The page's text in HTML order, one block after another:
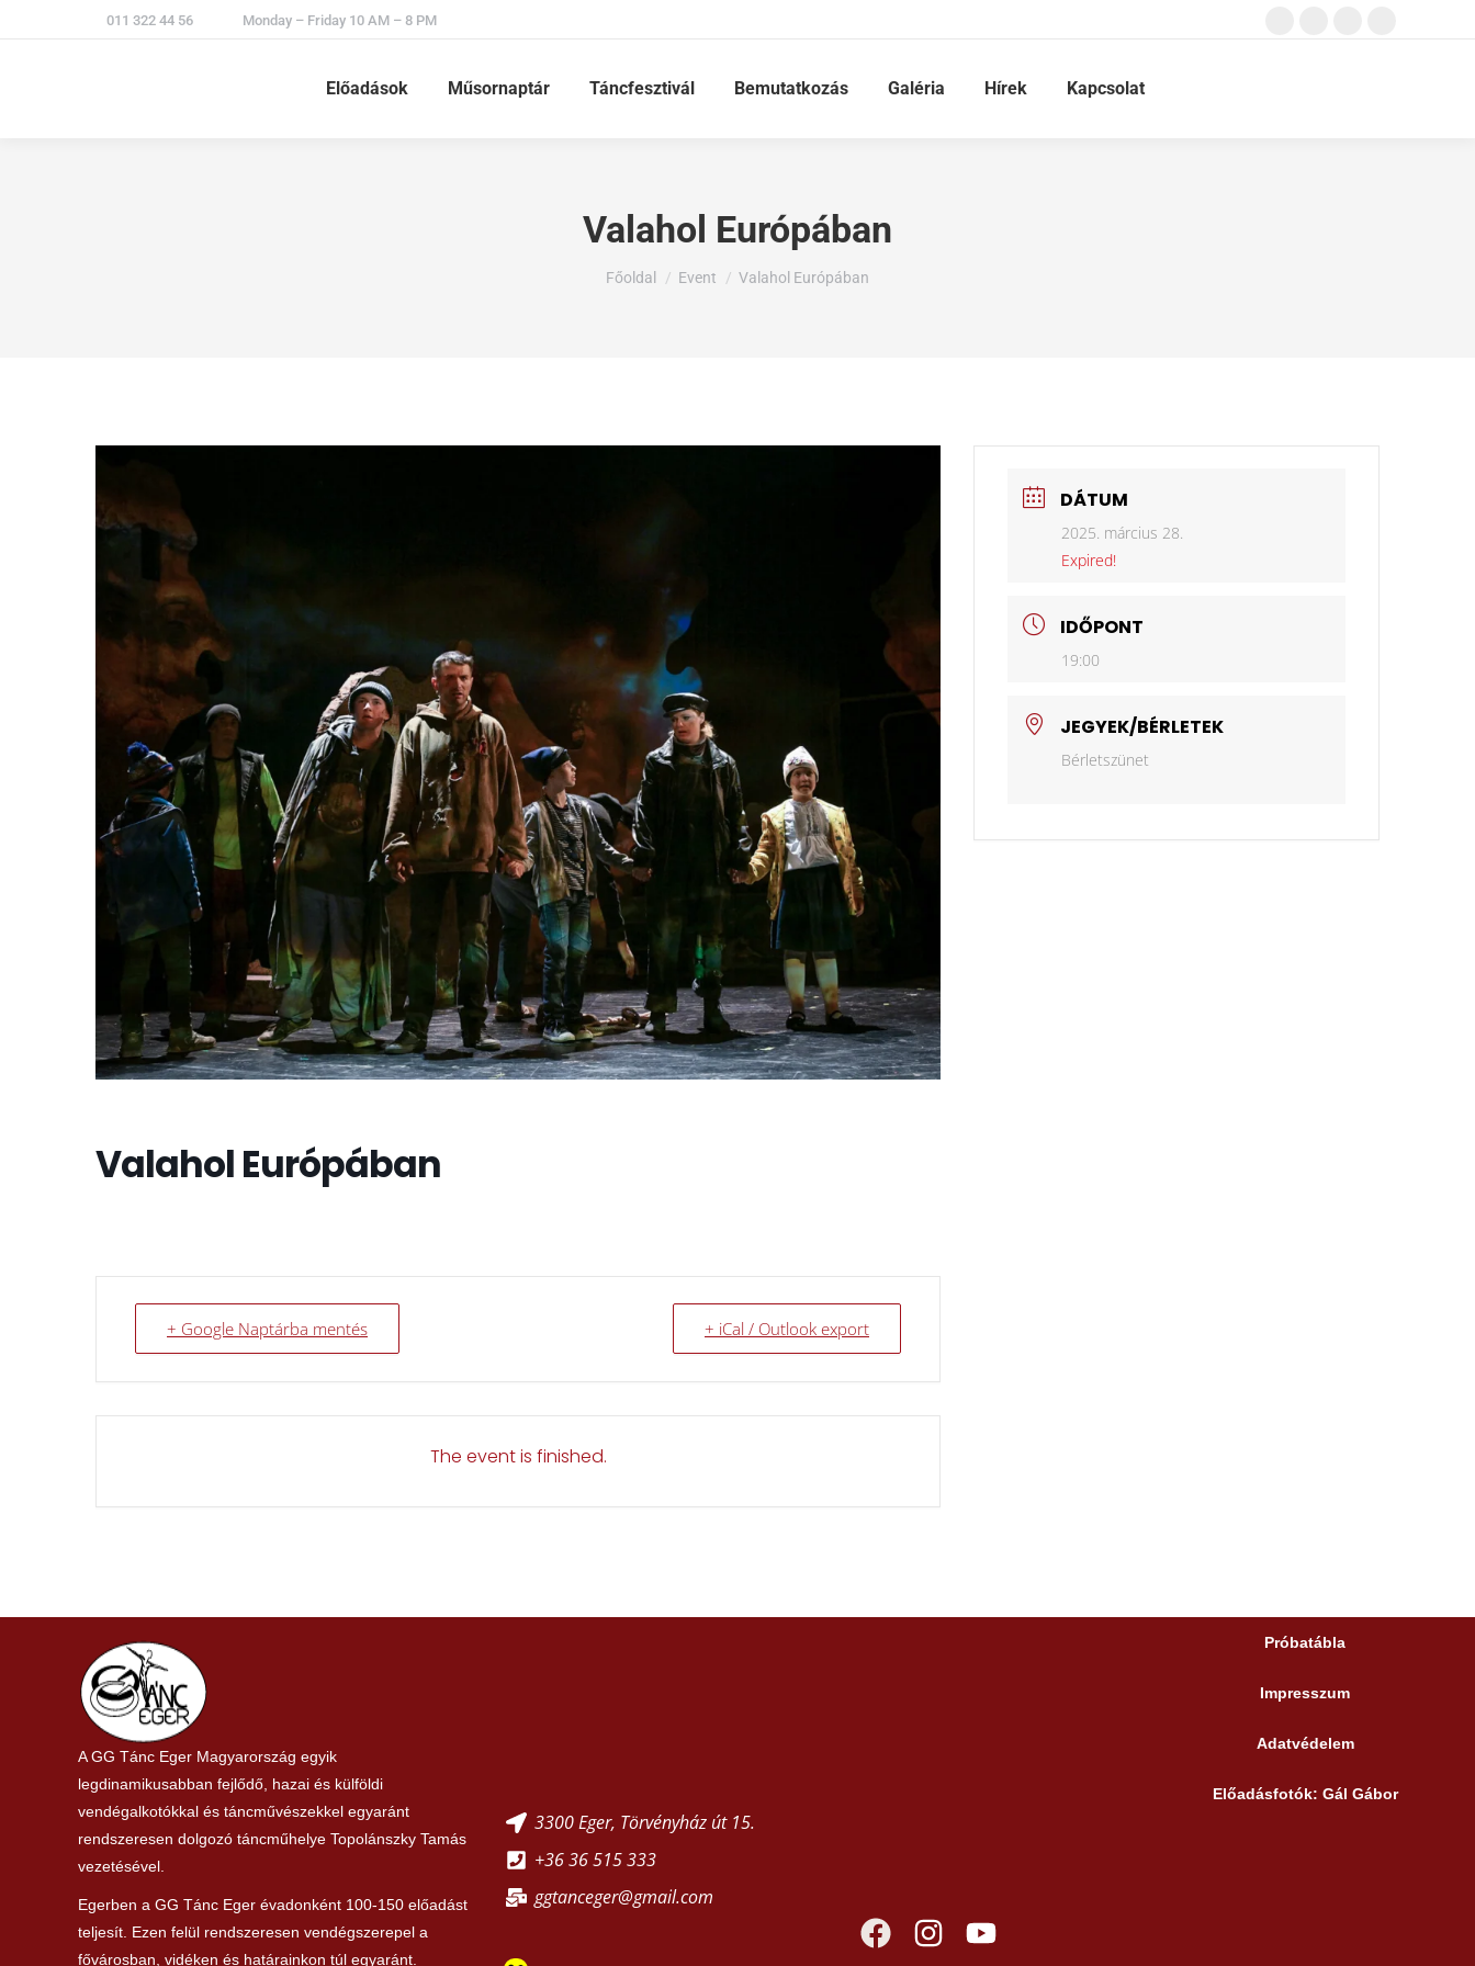
011 322 44 56 Monday – Friday 10 AM – 8 PM
Előadások Műsornaptár Táncfesztivál Bemutatkozás Galéria Hírek Kapcsolat
Valahol Európában
Ön itt van:
Főoldal Event Valahol Európában
Valahol Európában
+ Google Naptárba mentés + iCal / Outlook export
The event is finished.
DÁTUM
2025. március 28.
Expired!
IDŐPONT
19:00
JEGYEK/BÉRLETEK
Bérletszünet
A GG Tánc Eger Magyarország egyik
legdinamikusabban fejlődő, hazai és külföldi
vendégalkotókkal és táncművészekkel egyaránt
rendszeresen dolgozó táncműhelye Topolánszky Tamás
vezetésével.
Egerben a GG Tánc Eger évadonként 100-150 előadást
teljesít. Ezen felül rendszeresen vendégszerepel a
fővárosban, vidéken és határainkon túl egyaránt.
3300 Eger, Törvényház út 15.
+36 36 515 333
ggtanceger@gmail.com
Próbatábla
Impresszum
Adatvédelem
Előadásfotók: Gál Gábor